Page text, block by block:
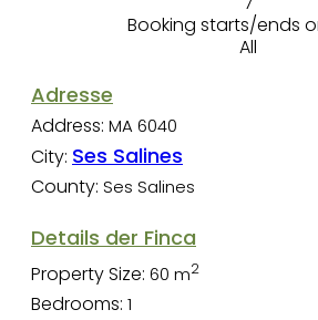
Booking starts/ends
All
Adresse
Address: MA 6040
City: Ses Salines
County: Ses Salines
Details der Finca
Property Size: 60 m2
Bedrooms: 1